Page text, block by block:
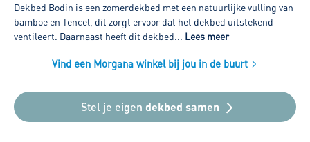
Dekbed Bodin is een zomerdekbed met een natuurlijke vulling van
bamboe en Tencel, dit zorgt ervoor dat het dekbed uitstekend
ventileert. Daarnaast heeft dit dekbed... Lees meer
Vind een Morgana winkel bij jou in de buurt
Stel je eigen dekbed samen